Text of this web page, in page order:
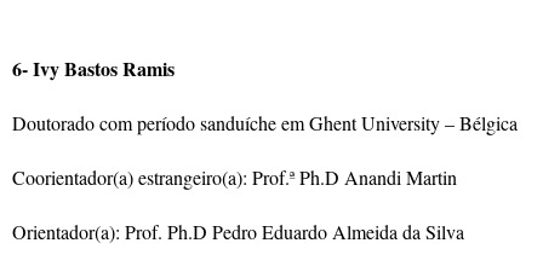
6- Ivy Bastos Ramis
Doutorado com período sanduíche em Ghent University – Bélgica
Coorientador(a) estrangeiro(a): Prof.ª Ph.D Anandi Martin
Orientador(a): Prof. Ph.D Pedro Eduardo Almeida da Silva